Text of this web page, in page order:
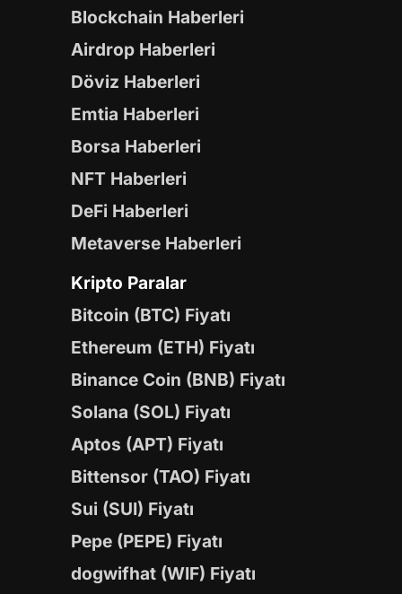
Blockchain Haberleri
Airdrop Haberleri
Döviz Haberleri
Emtia Haberleri
Borsa Haberleri
NFT Haberleri
DeFi Haberleri
Metaverse Haberleri
Kripto Paralar
Bitcoin (BTC) Fiyatı
Ethereum (ETH) Fiyatı
Binance Coin (BNB) Fiyatı
Solana (SOL) Fiyatı
Aptos (APT) Fiyatı
Bittensor (TAO) Fiyatı
Sui (SUI) Fiyatı
Pepe (PEPE) Fiyatı
dogwifhat (WIF) Fiyatı